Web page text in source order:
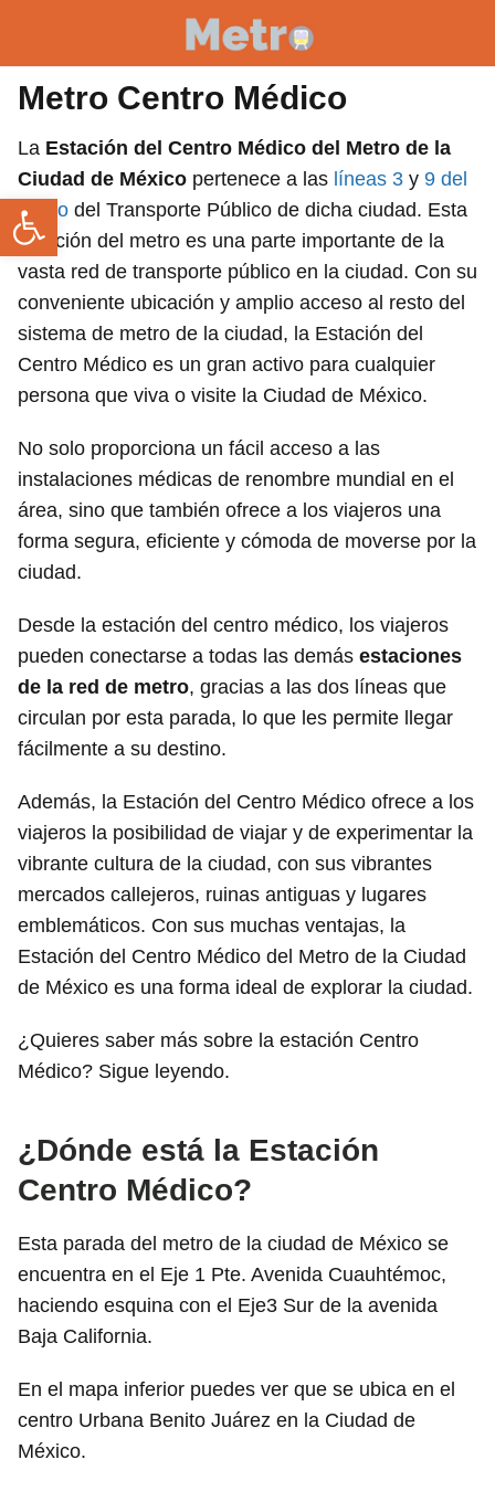
Metro Centro Médico
La Estación del Centro Médico del Metro de la
Ciudad de México pertenece a las líneas 3 y 9 del
Metro del Transporte Público de dicha ciudad. Esta
estación del metro es una parte importante de la
vasta red de transporte público en la ciudad. Con su
conveniente ubicación y amplio acceso al resto del
sistema de metro de la ciudad, la Estación del
Centro Médico es un gran activo para cualquier
persona que viva o visite la Ciudad de México.
No solo proporciona un fácil acceso a las
instalaciones médicas de renombre mundial en el
área, sino que también ofrece a los viajeros una
forma segura, eficiente y cómoda de moverse por la
ciudad.
Desde la estación del centro médico, los viajeros
pueden conectarse a todas las demás estaciones
de la red de metro, gracias a las dos líneas que
circulan por esta parada, lo que les permite llegar
fácilmente a su destino.
Además, la Estación del Centro Médico ofrece a los
viajeros la posibilidad de viajar y de experimentar la
vibrante cultura de la ciudad, con sus vibrantes
mercados callejeros, ruinas antiguas y lugares
emblemáticos. Con sus muchas ventajas, la
Estación del Centro Médico del Metro de la Ciudad
de México es una forma ideal de explorar la ciudad.
¿Quieres saber más sobre la estación Centro
Médico? Sigue leyendo.
¿Dónde está la Estación
Centro Médico?
Esta parada del metro de la ciudad de México se
encuentra en el Eje 1 Pte. Avenida Cuauhtémoc,
haciendo esquina con el Eje3 Sur de la avenida
Baja California.
En el mapa inferior puedes ver que se ubica en el
centro Urbana Benito Juárez en la Ciudad de
México.
Abrir barra de herramientas